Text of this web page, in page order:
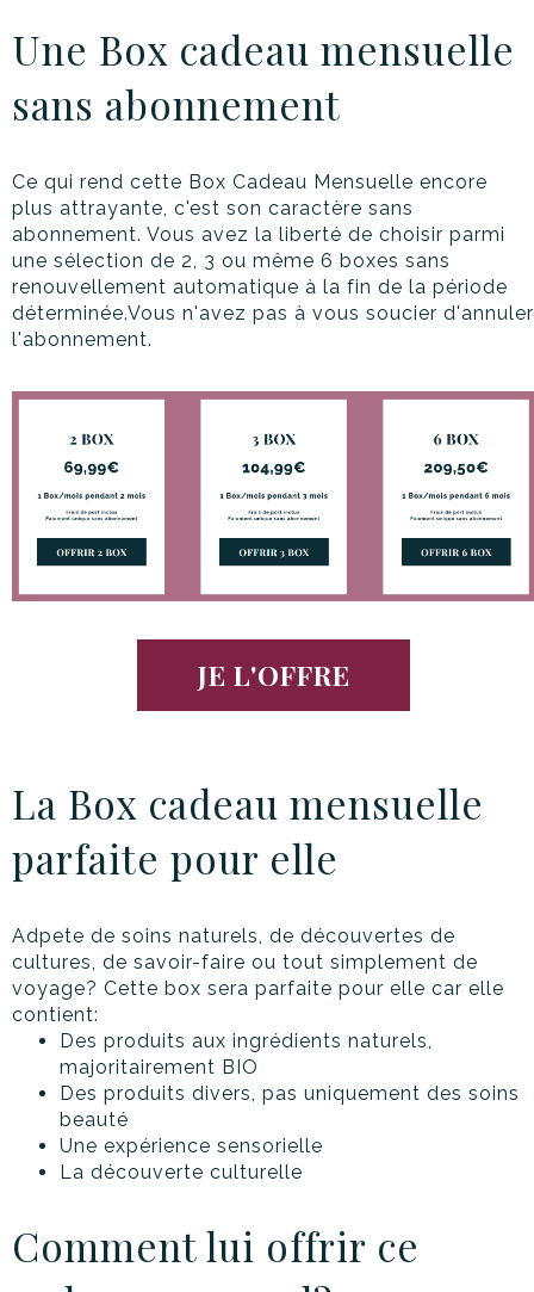
Une Box cadeau mensuelle
sans abonnement
Ce qui rend cette Box Cadeau Mensuelle encore
plus attrayante, c'est son caractère sans
abonnement. Vous avez la liberté de choisir parmi
une sélection de 2, 3 ou même 6 boxes sans
renouvellement automatique à la fin de la période
déterminée.Vous n'avez pas à vous soucier d'annuler
l'abonnement.
JE L'OFFRE
La Box cadeau mensuelle
parfaite pour elle
Adpete de soins naturels, de découvertes de
cultures, de savoir-faire ou tout simplement de
voyage? Cette box sera parfaite pour elle car elle
contient:
Des produits aux ingrédients naturels,
majoritairement BIO
Des produits divers, pas uniquement des soins
beauté
Une expérience sensorielle
La découverte culturelle
Comment lui offrir ce